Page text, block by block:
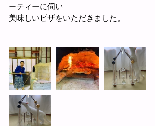
ーティーに伺い
美味しいピザをいただきました。